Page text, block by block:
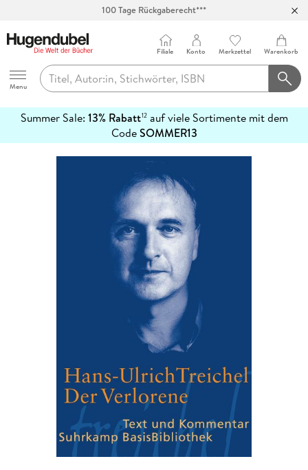
100 Tage Rückgaberecht***
Hugendubel
Menu
Filiale Konto Merkzettel Warenkorb
Summer Sale: 13% Rabatt12auf viele Sortimente mit dem
CodeSOMMER13
erfahren